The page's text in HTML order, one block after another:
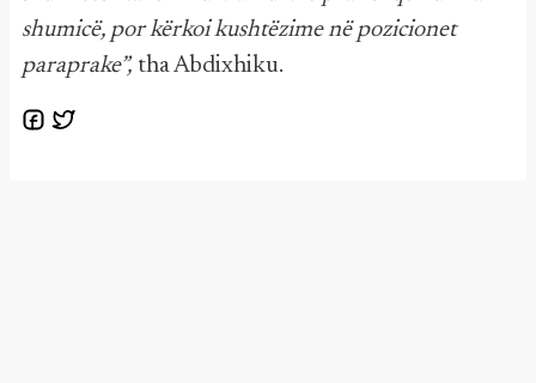
shumicë, por kërkoi kushtëzime në pozicionet
paraprake”, tha Abdixhiku.